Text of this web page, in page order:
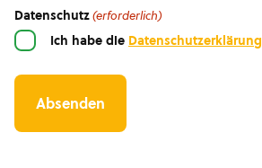
Datenschutz(erforderlich)
Ich habe die Datenschutzerklärung